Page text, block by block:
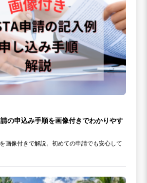
の申込み手順を画像付きでわかりやす
画像付きで解説。初めての申請でも安心して